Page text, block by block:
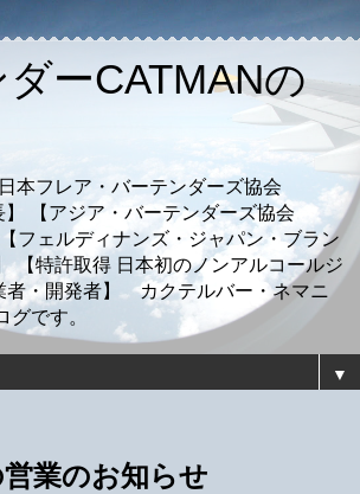
ーCATMANの
本フレア・バーテンダーズ協会
【アジア・バーテンダーズ協会
フェルディナンズ・ジャパン・ブラン
【特許取得 日本初のノンアルコールジ
者・開発者】 カクテルバー・ネマニ
グです。
▼
業のお知らせ